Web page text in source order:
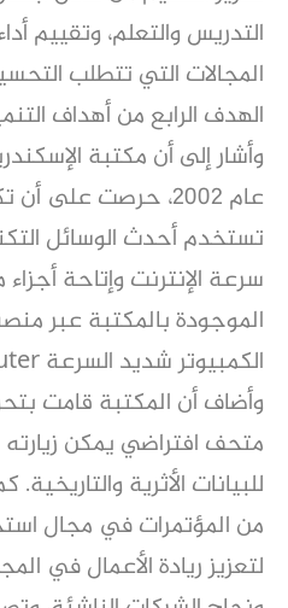
التدريس والتعلم، وتقييم
المجالات التي تتطلب
الهدف الرابع من أهداف
وأشار إلى أن مكتبة
عام 2002، حرصت
تستخدم أحدث الوسائل
سرعة الإنترنت وإتاحة
الموجودة بالمكتبة عبر
الكمبيوتر شديد السرعة Super computer.
وأضاف أن المكتبة قامت
متحف افتراضي يمكن
للبيانات الأثرية
من المؤتمرات في مجال
لتعزيز ريادة الأعمال في